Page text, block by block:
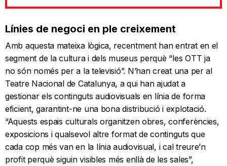
Línies de negoci en ple creixement
Amb aquesta mateixa lògica, recentment han entrat en el
segment de la cultura i dels museus perquè “les OTT ja
no són només per a la televisió”. N’han creat una per al
Teatre Nacional de Catalunya, a qui han ajudat a
gestionar els continguts audiovisuals en línia de forma
eficient, garantint-ne una bona distribució i explotació.
“Aquests espais culturals organitzen obres, conferències,
exposicions i qualsevol altre format de continguts que
cada cop més van en la línia audiovisual, i cal treure’n
profit perquè siguin visibles més enllà de les sales”,